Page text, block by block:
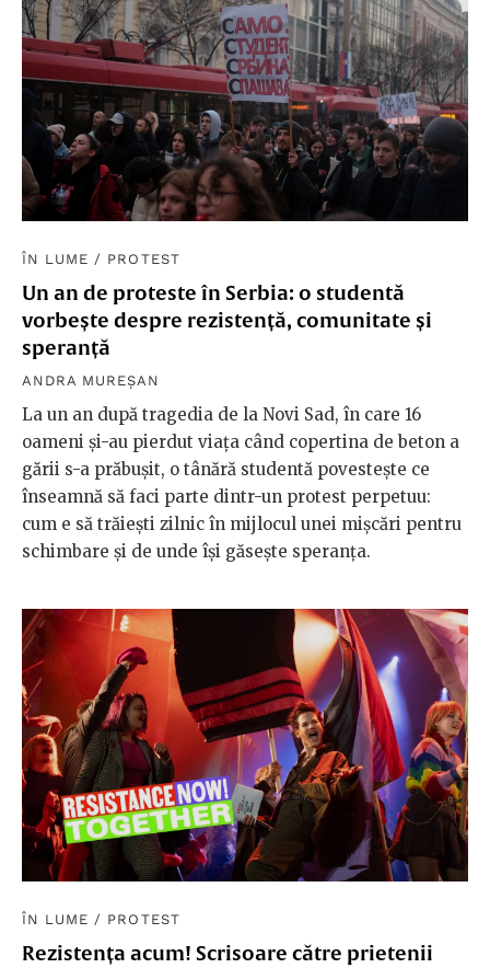
ÎN LUME / PROTEST
Un an de proteste în Serbia: o studentă
vorbește despre rezistență, comunitate și
speranță
ANDRA MUREȘAN
La un an după tragedia de la Novi Sad, în care 16
oameni și-au pierdut viața când copertina de beton a
gării s-a prăbușit, o tânără studentă povestește ce
înseamnă să faci parte dintr-un protest perpetuu:
cum e să trăiești zilnic în mijlocul unei mișcări pentru
schimbare și de unde își găsește speranța.
ÎN LUME / PROTEST
Rezistența acum! Scrisoare către prietenii